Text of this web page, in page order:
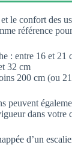
le confort des
référence
: entre 16 et 21
32 cm
200 cm (ou
peuvent
dans votre
d’un